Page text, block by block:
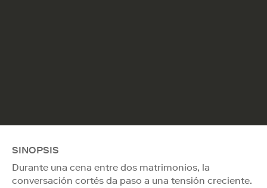
SINOPSIS
Durante una cena entre dos matrimonios, la
conversación cortés da paso a una tensión creciente.